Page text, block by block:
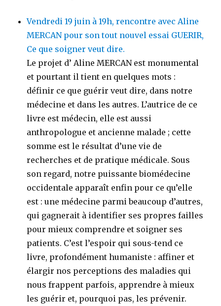
Vendredi 19 juin à 19h, rencontre avec Aline
MERCAN pour son tout nouvel essai GUERIR,
Ce que soigner veut dire.
Le projet d’ Aline MERCAN est monumental
et pourtant il tient en quelques mots :
définir ce que guérir veut dire, dans notre
médecine et dans les autres. L’autrice de ce
livre est médecin, elle est aussi
anthropologue et ancienne malade ; cette
somme est le résultat d’une vie de
recherches et de pratique médicale. Sous
son regard, notre puissante biomédecine
occidentale apparaît enfin pour ce qu’elle
est : une médecine parmi beaucoup d’autres,
qui gagnerait à identifier ses propres failles
pour mieux comprendre et soigner ses
patients. C’est l’espoir qui sous-tend ce
livre, profondément humaniste : affiner et
élargir nos perceptions des maladies qui
nous frappent parfois, apprendre à mieux
les guérir et, pourquoi pas, les prévenir.